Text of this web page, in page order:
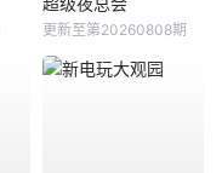
更新至第20260808期